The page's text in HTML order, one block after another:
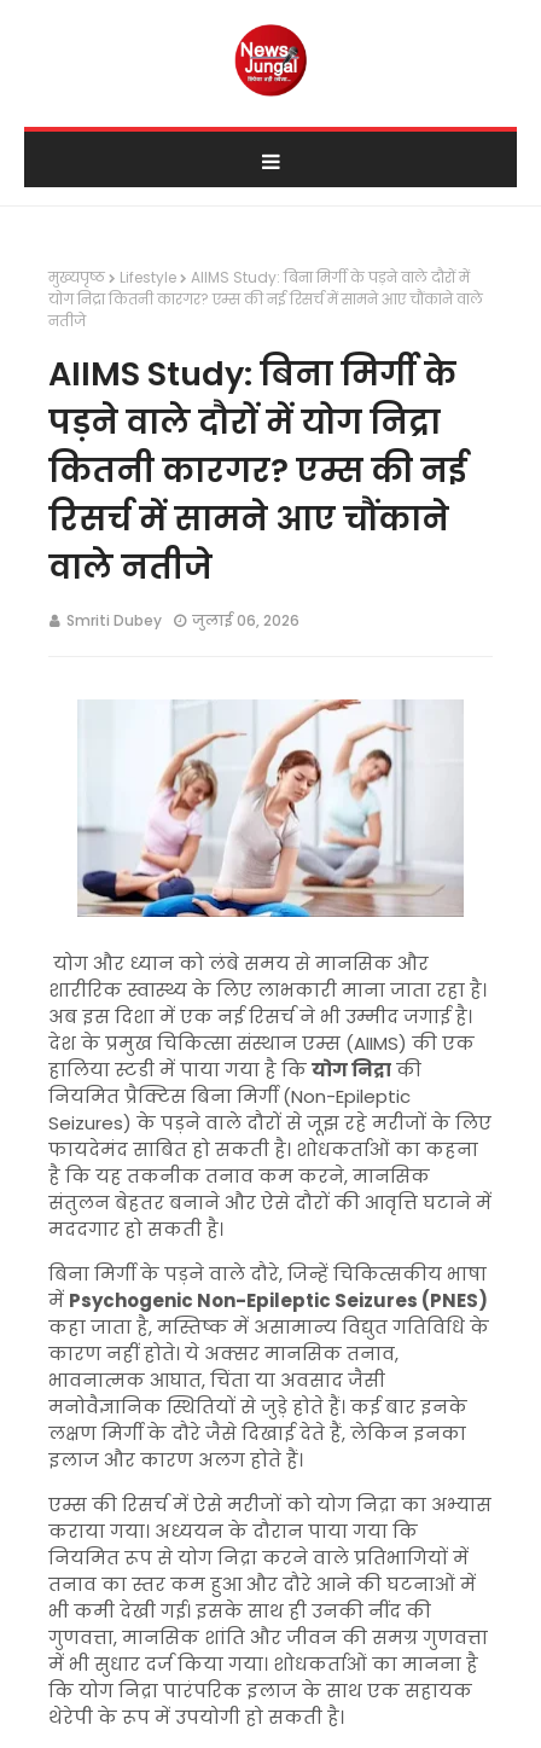
मुख्यपृष्ठ Lifestyle
AIIMS Study: बिना मिर्गी के पड़ने वाले दौरों में
योग निद्रा कितनी कारगर? एम्स की नई रिसर्च में सामने आए चौंकाने वाले
नतीजे
AIIMS Study: बिना मिर्गी के
पड़ने वाले दौरों में योग निद्रा
कितनी कारगर? एम्स की नई
रिसर्च में सामने आए चौंकाने
वाले नतीजे
Smriti Dubey जुलाई 06, 2026
योग और ध्यान को लंबे समय से मानसिक और
शारीरिक स्वास्थ्य के लिए लाभकारी माना जाता रहा है।
अब इस दिशा में एक नई रिसर्च ने भी उम्मीद जगाई है।
देश के प्रमुख चिकित्सा संस्थान एम्स (AIIMS) की एक
हालिया स्टडी में पाया गया है कियोग निद्राकी
नियमित प्रैक्टिस बिना मिर्गी (Non-Epileptic
Seizures) के पड़ने वाले दौरों से जूझ रहे मरीजों के लिए
फायदेमंद साबित हो सकती है। शोधकर्ताओं का कहना
है कि यह तकनीक तनाव कम करने, मानसिक
संतुलन बेहतर बनाने और ऐसे दौरों की आवृत्ति घटाने में
मददगार हो सकती है।
बिना मिर्गी के पड़ने वाले दौरे, जिन्हें चिकित्सकीय भाषा
में Psychogenic Non-Epileptic Seizures (PNES)
कहा जाता है, मस्तिष्क में असामान्य विद्युत गतिविधि के
कारण नहीं होते। ये अक्सर मानसिक तनाव,
भावनात्मक आघात, चिंता या अवसाद जैसी
मनोवैज्ञानिक स्थितियों से जुड़े होते हैं। कई बार इनके
लक्षण मिर्गी के दौरे जैसे दिखाई देते हैं, लेकिन इनका
इलाज और कारण अलग होते हैं।
एम्स की रिसर्च में ऐसे मरीजों को योग निद्रा का अभ्यास
कराया गया। अध्ययन के दौरान पाया गया कि
नियमित रूप से योग निद्रा करने वाले प्रतिभागियों में
तनाव का स्तर कम हुआ और दौरे आने की घटनाओं में
भी कमी देखी गई। इसके साथ ही उनकी नींद की
गुणवत्ता, मानसिक शांति और जीवन की समग्र गुणवत्ता
में भी सुधार दर्ज किया गया। शोधकर्ताओं का मानना है
कि योग निद्रा पारंपरिक इलाज के साथ एक सहायक
थेरेपी के रूप में उपयोगी हो सकती है।